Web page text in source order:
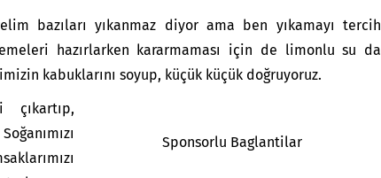
bazıları yıkanmaz diyor ama ben yıkamayı tercih
hazırlarken kararmaması için de limonlu su da
kabuklarını soyup, küçük küçük doğruyoruz.
Sponsorlu Baglantilar